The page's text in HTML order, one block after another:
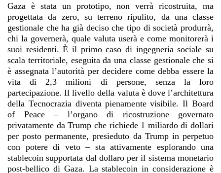
Gaza è stata un prototipo, non verrà ricostruita, ma
progettata da zero, su terreno ripulito, da una classe
gestionale che ha già deciso che tipo di società produrrà,
chi la governerà, quale valuta userà e come monitorerà i
suoi residenti. È il primo caso di ingegneria sociale su
scala territoriale, eseguita da una classe gestionale che si
è assegnata l’autorità per decidere come debba essere la
vita di 2,3 milioni di persone, senza la loro
partecipazione. Il livello della valuta è dove l’architettura
della Tecnocrazia diventa pienamente visibile. Il Board
of Peace – l’organo di ricostruzione governato
privatamente da Trump che richiede 1 miliardo di dollari
per posto permanente, presieduto da Trump in perpetuo
con potere di veto – sta attivamente esplorando una
stablecoin supportata dal dollaro per il sistema monetario
post-bellico di Gaza. La stablecoin in considerazione è